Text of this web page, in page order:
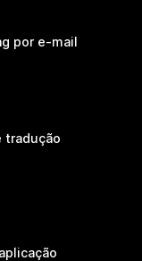
por e-mail
tradução